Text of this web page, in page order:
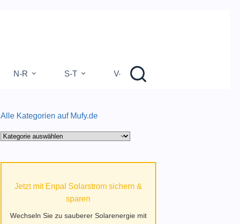
N-R S-T V-Z
Alle Kategorien auf Mufy.de
Alle
Jetzt mit Enpal Solarstrom sichern &
sparen
Wechseln Sie zu sauberer Solarenergie mit